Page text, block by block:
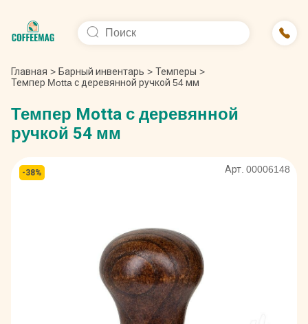
Главная > Барный инвентарь > Темперы >
Темпер Motta с деревянной ручкой 54 мм
Темпер Motta с деревянной
ручкой 54 мм
Арт. 00006148
-38%